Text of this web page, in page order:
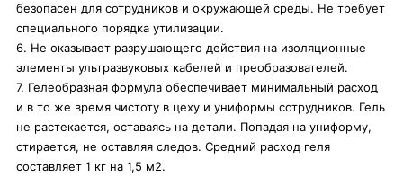
безопасен для сотрудников и окружающей среды. Не требует
специального порядка утилизации.
6. Не оказывает разрушающего действия на изоляционные
элементы ультразвуковых кабелей и преобразователей.
7. Гелеобразная формула обеспечивает минимальный расход
и в то же время чистоту в цеху и униформы сотрудников. Гель
не растекается, оставаясь на детали. Попадая на униформу,
стирается, не оставляя следов. Средний расход геля
составляет 1 кг на 1,5 м2.